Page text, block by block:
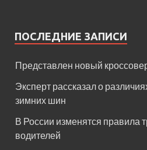
ПОСЛЕДНИЕ ЗАПИСИ
Представлен новый
Эксперт рассказал о
зимних шин
В России изменятся правила
водителей